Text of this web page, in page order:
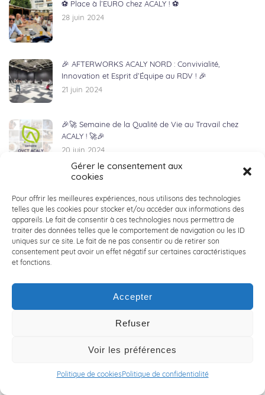
Gérer le consentement aux
cookies
Pour offrir les meilleures expériences, nous utilisons des technologies
telles que les cookies pour stocker et/ou accéder aux informations des
appareils. Le fait de consentir à ces technologies nous permettra de
traiter des données telles que le comportement de navigation ou les ID
uniques sur ce site. Le fait de ne pas consentir ou de retirer son
consentement peut avoir un effet négatif sur certaines caractéristiques
et fonctions.
Accepter
Refuser
Voir les préférences
Politique de cookiesPolitique de confidentialité
⚽ Place à l’EURO chez ACALY ! ⚽
28 juin 2024
🎉 AFTERWORKS ACALY NORD : Convivialité,
Innovation et Esprit d’Équipe au RDV ! 🎉
21 juin 2024
🎉🚀 Semaine de la Qualité de Vie au Travail chez
ACALY ! 🚀🎉
20 juin 2024
🚀
14 juin 2024
👋 RENCONTRE AVEC JONATHAN LOBERT👋
30 mai 2024